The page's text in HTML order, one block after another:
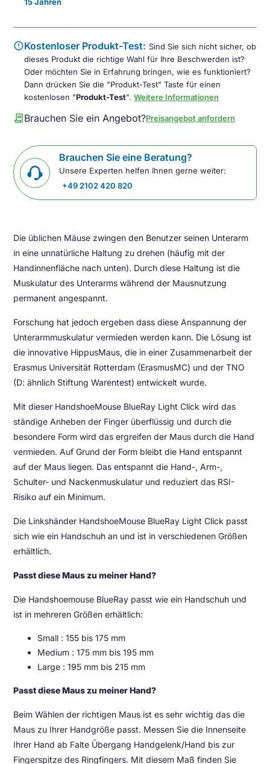
errorKostenloser Produkt-Test: Sind Sie sich nicht sicher, ob
dieses Produkt die richtige Wahl für Ihre Beschwerden ist?
Oder möchten Sie in Erfahrung bringen, wie es funktioniert?
Dann drücken Sie die "Produkt-Test" Taste für einen
kostenlosen "Produkt-Test".Weitere Informationen
contractBrauchen Sie ein Angebot?Preisangebot anfordern
Brauchen Sie eine Beratung?
Unsere Experten helfen Ihnen gerne weiter:
+49 2102 420 820
Die üblichen Mäuse zwingen den Benutzer seinen Unterarm
in eine unnatürliche Haltung zu drehen (häufig mit der
Handinnenfläche nach unten). Durch diese Haltung ist die
Muskulatur des Unterarms während der Mausnutzung
permanent angespannt.
Forschung hat jedoch ergeben dass diese Anspannung der
Unterarmmuskulatur vermieden werden kann. Die Lösung ist
die innovative HippusMaus, die in einer Zusammenarbeit der
Erasmus Universität Rotterdam (ErasmusMC) und der TNO
(D: ähnlich Stiftung Warentest) entwickelt wurde.
Mit dieser HandshoeMouse BlueRay Light Click wird das
ständige Anheben der Finger überflüssig und durch die
besondere Form wird das ergreifen der Maus durch die Hand
vermieden. Auf Grund der Form bleibt die Hand entspannt
auf der Maus liegen. Das entspannt die Hand-, Arm-,
Schulter- und Nackenmuskulatur und reduziert das RSI-
Risiko auf ein Minimum.
Die Linkshänder HandshoeMouse BlueRay Light Click passt
sich wie ein Handschuh an und ist in verschiedenen Größen
erhältlich.
Passt diese Maus zu meiner Hand?
Die Handshoemouse BlueRay passt wie ein Handschuh und
ist in mehreren Größen erhältlich:
Small : 155 bis 175 mm
Medium : 175 mm bis 195 mm
Large : 195 mm bis 215 mm
Passt diese Maus zu meiner Hand?
Beim Wählen der richtigen Maus ist es sehr wichtig das die
Maus zu Ihrer Handgröße passt. Messen Sie die Innenseite
Ihrer Hand ab Falte Übergang Handgelenk/Hand bis zur
Fingerspitze des Ringfingers. Mit diesem Maß finden Sie